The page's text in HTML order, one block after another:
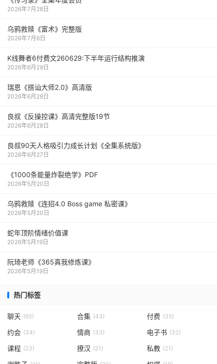
2026年7月28日
乌鸦救赎《富术》完整版
2026年7月6日
K线舞者6付费文260629:下半年运行结构推演
2026年6月29日
瑞恩《搭讪大师2.0》高清版
2026年6月28日
良叔《反操控课》高清完整版19节
2026年6月28日
良叔90天人格吸引力成长计划《全集系统版》
2026年6月27日
《1000‮能条‬‎量‮裂炸‬‎绝学》PDF
2026年5月20日
乌鸦救赎《连招4.0 Boss game 私密课》
2026年5月20日
蛇年顶阶情绪价值课
2026年5月19日
阮琦老师《365真我修炼课》
2026年5月19日
热门标签
聊天 (65) 合集 (43) 付费 (35)
约会 (34) 情商 (33) 电子书 (32)
课程 (23) 撩汉 (21) 私教 (21)